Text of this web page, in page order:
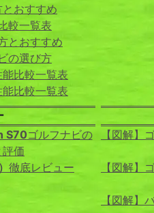
おすすめ
較一覧表
とおすすめ
の選び方
比較一覧表
比較一覧表
S70ゴルフナビの
価
徹底レビュー
【図解】
【図解】
【図解】